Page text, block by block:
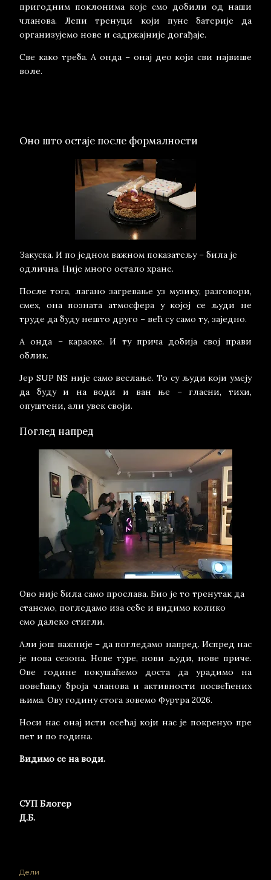
пригодним поклонима које смо добили од наши
чланова. Лепи тренуци који пуне батерије да
организујемо нове и садржајније догађаје.
Све како треба. А онда – онај део који сви највише
воле.
Оно што остаје после формалности
Закуска. И по једном важном показатељу – била је
одлична. Није много остало хране.
После тога, лагано загревање уз музику, разговори,
смех, она позната атмосфера у којој се људи не
труде да буду нешто друго – већ су само ту, заједно.
А онда – караоке. И ту прича добија свој прави
облик.
Јер SUP NS није само веслање. То су људи који умеју
да буду и на води и ван ње – гласни, тихи,
опуштени, али увек своји.
Поглед напред
Ово није била само прослава. Био је то тренутак да
станемо, погледамо иза себе и видимо колико
смо далеко стигли.
Али још важније – да погледамо напред. Испред нас
је нова сезона. Нове туре, нови људи, нове приче.
Ове године покушаћемо доста да урадимо на
повећању броја чланова и активности посвећених
њима. Ову годину стога зовемо Фуртра 2026.
Носи нас онај исти осећај који нас је покренуо пре
пет и по година.
Видимо се на води.
СУП Блогер
Д.Б.
Дели